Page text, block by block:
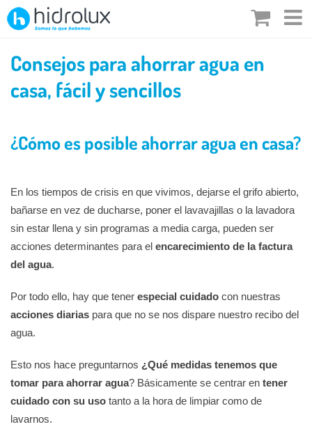
Saltar
Consejos para ahorrar agua en
casa, fácil y sencillos
¿Cómo es posible ahorrar agua en casa?
En los tiempos de crisis en que vivimos, dejarse el grifo abierto,
bañarse en vez de ducharse, poner el lavavajillas o la lavadora
sin estar llena y sin programas a media carga, pueden ser
acciones determinantes para el encarecimiento de la factura
del agua.
Por todo ello, hay que tener especial cuidado con nuestras
acciones diarias para que no se nos dispare nuestro recibo del
agua.
Esto nos hace preguntarnos ¿Qué medidas tenemos que
tomar para ahorrar agua? Básicamente se centrar en tener
cuidado con su uso tanto a la hora de limpiar como de
lavarnos.